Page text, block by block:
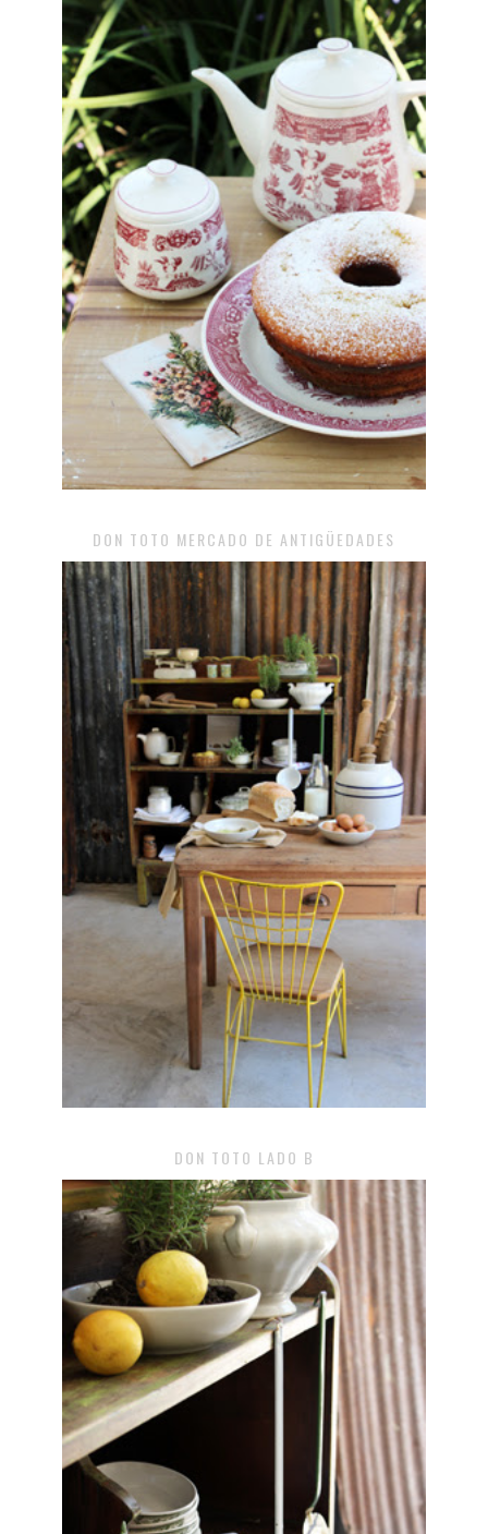
DON TOTO MERCADO DE ANTIGÜEDADES
DON TOTO LADO B